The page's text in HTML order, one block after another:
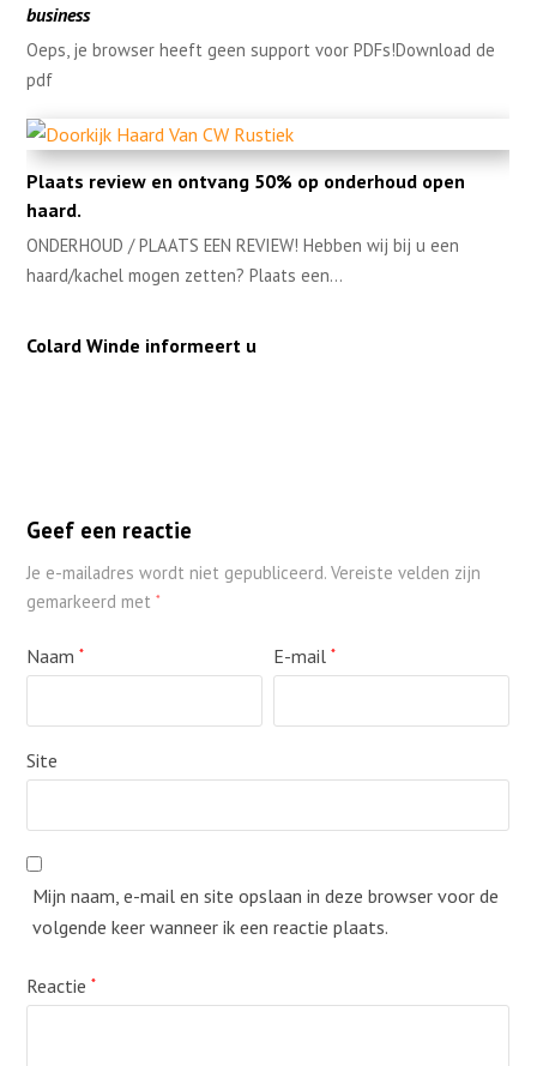
business
Oeps, je browser heeft geen support voor PDFs!Download de
pdf
Plaats review en ontvang 50% op onderhoud open
haard.
ONDERHOUD / PLAATS EEN REVIEW! Hebben wij bij u een
haard/kachel mogen zetten? Plaats een…
Colard Winde informeert u
Geef een reactie
Je e-mailadres wordt niet gepubliceerd. Vereiste velden zijn
gemarkeerd met*
Naam* E-mail *
Site
Mijn naam, e-mail en site opslaan in deze browser voor de
volgende keer wanneer ik een reactie plaats.
Reactie*